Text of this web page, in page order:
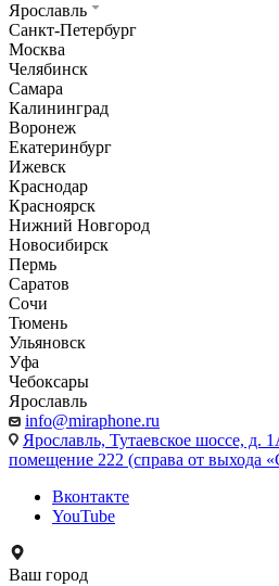
Ярославль
Санкт-Петербург
Москва
Челябинск
Самара
Калининград
Воронеж
Екатеринбург
Ижевск
Краснодар
Красноярск
Нижний Новгород
Новосибирск
Пермь
Саратов
Сочи
Тюмень
Ульяновск
Уфа
Чебоксары
Ярославль
info@miraphone.ru
Ярославль, Тутаевское шоссе, д.
помещение 222 (справа от выхода
Вконтакте
YouTube
Ваш город